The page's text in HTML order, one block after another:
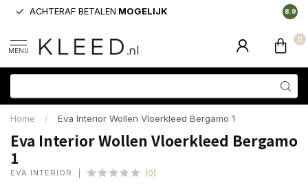
ACHTERAF BETALEN MOGELIJK 8.9
MENU
0
Home / Eva Interior Wollen Vloerkleed Bergamo 1
Eva Interior Wollen Vloerkleed Bergamo
1
EVA INTERIOR (0)